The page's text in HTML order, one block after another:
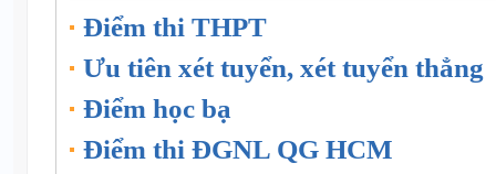
Điểm thi THPT
Ưu tiên xét tuyển, xét tuyển thẳng
Điểm học bạ
Điểm thi ĐGNL QG HCM